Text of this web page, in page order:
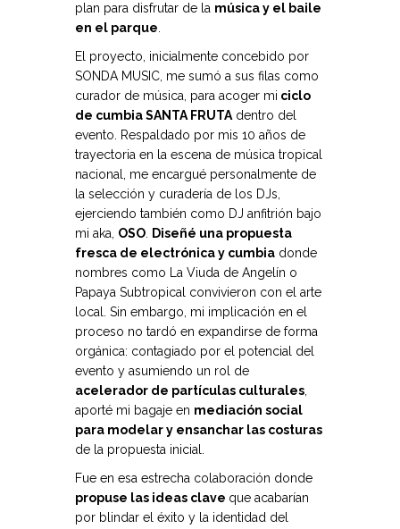
plan para disfrutar de la música y el baile
en el parque
El proyecto, inicialmente concebido por
SONDA MUSIC, me sumó a sus filas como
curador de música, para acoger mi ciclo
de cumbia SANTA FRUTA dentro del
evento. Respaldado por mis 10 años de
trayectoria en la escena de música tropical
nacional, me encargué personalmente de
la selección y curadería de los DJs,
ejerciendo también como DJ anfitrión bajo
mi aka, OSO
Diseñé una propuesta
fresca de electrónica y cumbia donde
nombres como La Viuda de Angelín o
Papaya Subtropical convivieron con el arte
local. Sin embargo, mi implicación en el
proceso no tardó en expandirse de forma
orgánica: contagiado por el potencial del
evento y asumiendo un rol de
acelerador de partículas culturales
aporté mi bagaje en mediación social
para modelar y ensanchar las costuras
de la propuesta inicial.
Fue en esa estrecha colaboración donde
propuse las ideas clave que acabarían
por blindar el éxito y la identidad del